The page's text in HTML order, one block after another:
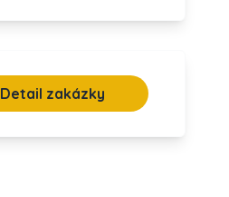
Detail zakázky